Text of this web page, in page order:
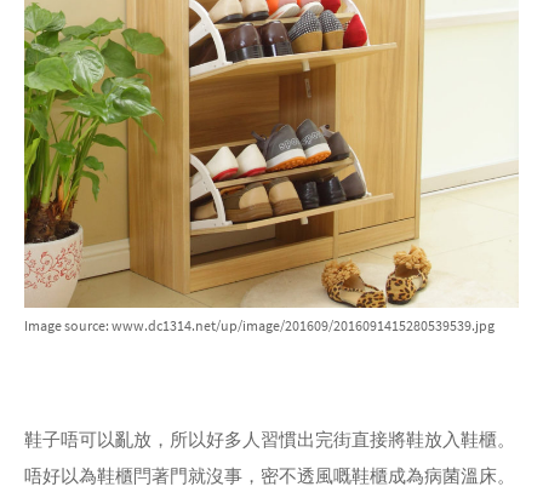
Image source: www.dc1314.net/up/image/201609/2016091415280539539.jpg
鞋子唔可以亂放，所以好多人習慣出完街直接將鞋放入鞋櫃。
唔好以為鞋櫃閂著門就沒事，密不透風嘅鞋櫃成為病菌溫床。